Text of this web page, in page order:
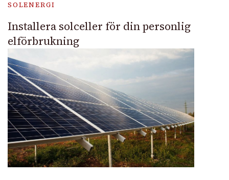
SOLENERGI
Installera solceller för din personlig
elförbrukning